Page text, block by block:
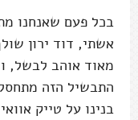
בכל פעם שאנחנו
אשתי, דוד ירון
מאוד אוהב לבשל,
התבשיל הזה
בנינו על טייק אוואי